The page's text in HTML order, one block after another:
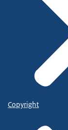
Copyright